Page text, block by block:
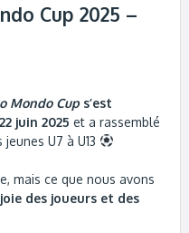
Cup 2025 –
Mondo Cups’est
juin 2025et a rassemblé
U7 à U13
mais ce que nous avons
joie des joueurs et des